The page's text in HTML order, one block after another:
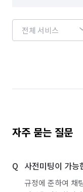
자주 묻는 질문
사전미팅이 가능
규정에 준하여 채